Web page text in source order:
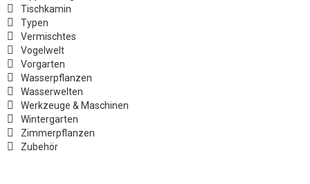
Tischkamin
Typen
Vermischtes
Vogelwelt
Vorgarten
Wasserpflanzen
Wasserwelten
Werkzeuge & Maschinen
Wintergarten
Zimmerpflanzen
Zubehör